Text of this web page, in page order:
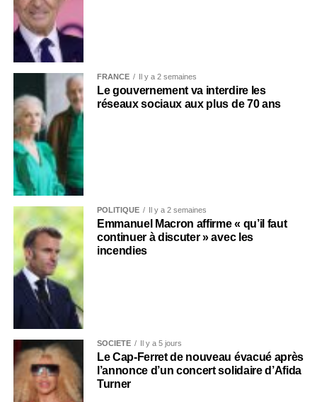
FRANCE Il y a 2 semaines
Le gouvernement va interdire les
réseaux sociaux aux plus de 70 ans
POLITIQUE Il y a 2 semaines
Emmanuel Macron affirme « qu’il faut
continuer à discuter » avec les
incendies
SOCIÉTÉ Il y a 5 jours
Le Cap-Ferret de nouveau évacué après
l’annonce d’un concert solidaire d’Afida
Turner